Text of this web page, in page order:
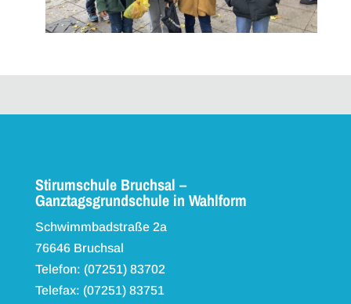
Stirumschule Bruchsal –
Ganztagsgrundschule in Wahlform
Schwimmbadstraße 2a
76646 Bruchsal
Telefon: (07251) 83702
Telefax: (07251) 83751